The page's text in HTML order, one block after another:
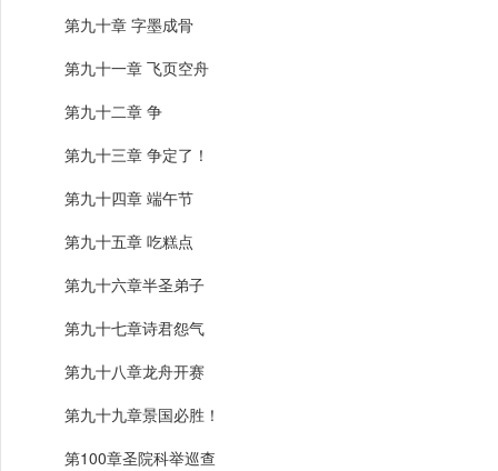
第九十章 字墨成骨
第九十一章 飞页空舟
第九十二章 争
第九十三章 争定了！
第九十四章 端午节
第九十五章 吃糕点
第九十六章半圣弟子
第九十七章诗君怨气
第九十八章龙舟开赛
第九十九章景国必胜！
第100章圣院科举巡查